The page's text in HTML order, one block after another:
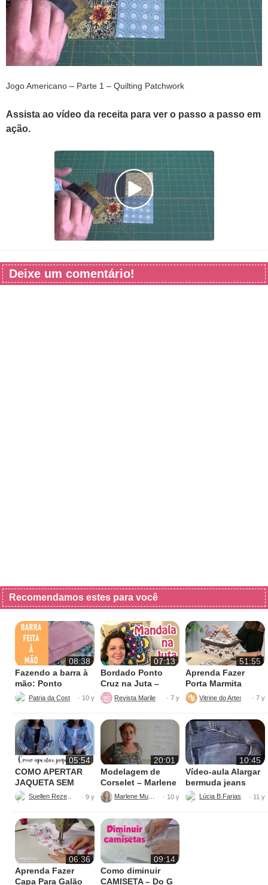
Jogo Americano – Parte 1 – Quilting Patchwork
Assista ao vídeo da receita para ver o passo a passo em
ação.
Deixe um comentário!
Recomendamos estes para você
08:38
Fazendo a barra à
mão: Ponto
escondido
· 10 y
07:13
Bordado Ponto
Cruz na Juta –
Fácil de Fazer
Revista Marileny Ponto Cruz
· 7 y
51:55
Aprenda Fazer
Porta Marmita
Térmica
Vitrine do Artesanato
· 7 y
05:54
COMO APERTAR
JAQUETA SEM
MÁQUINA
Suellen Rezende · 9 y
20:01
Modelagem de
Corselet – Marlene
Mukai
Marlene Mukai · 10 y
10:45
Vídeo-aula Alargar
bermuda jeans
parte 1
· 11 y
06:36
Aprenda Fazer
Capa Para Galão
09:14
Como diminuir
CAMISETA – Do G